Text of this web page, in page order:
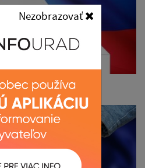
Nezobrazovať